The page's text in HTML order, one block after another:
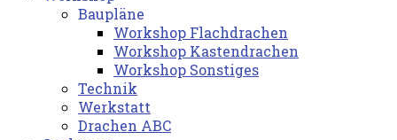
Baupläne
Workshop Flachdrachen
Workshop Kastendrachen
Workshop Sonstiges
Technik
Werkstatt
Drachen ABC